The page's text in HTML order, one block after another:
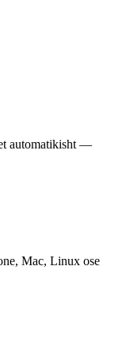
automatikisht —
Mac, Linux ose